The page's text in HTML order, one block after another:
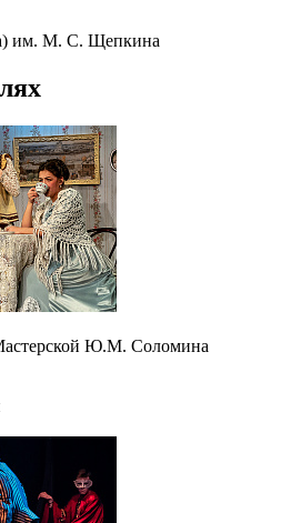
им. М. С. Щепкина
Ю.М. Соломина